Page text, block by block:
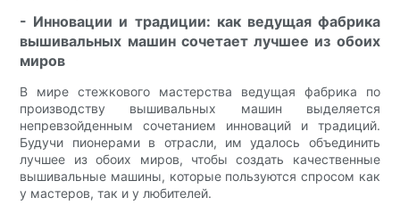
- Инновации и традиции: как ведущая фабрика
вышивальных машин сочетает лучшее из обоих
миров
В мире стежкового мастерства ведущая фабрика по
производству вышивальных машин выделяется
непревзойденным сочетанием инноваций и традиций.
Будучи пионерами в отрасли, им удалось объединить
лучшее из обоих миров, чтобы создать качественные
вышивальные машины, которые пользуются спросом как
у мастеров, так и у любителей.